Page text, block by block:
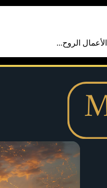
الروح...